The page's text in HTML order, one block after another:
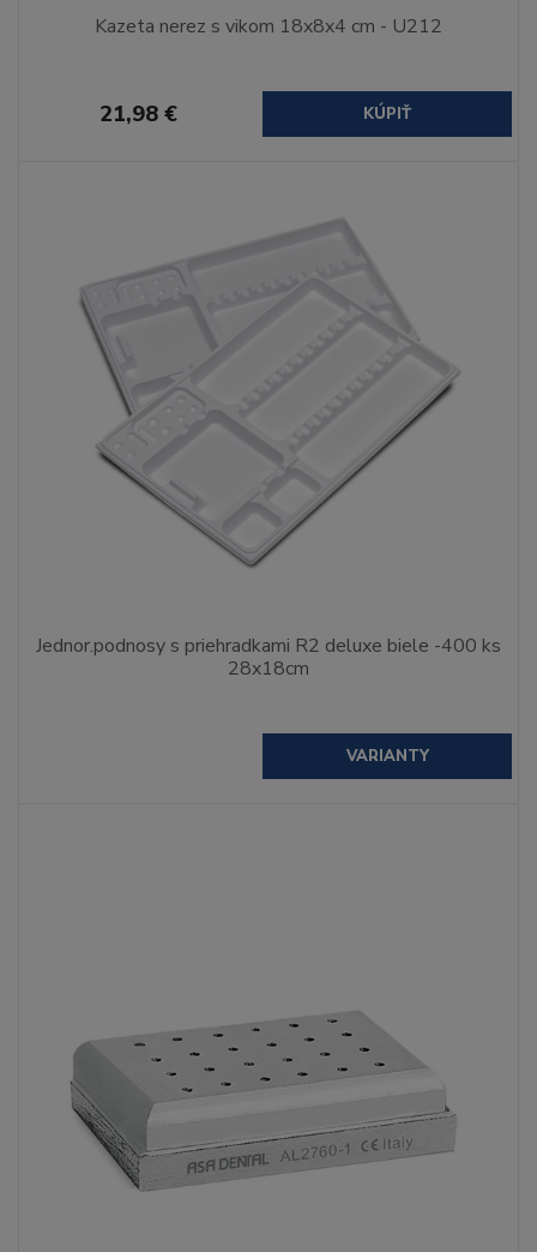
Kazeta nerez s vikom 18x8x4 cm - U212
21,98 € KÚPIŤ
Jednor.podnosy s priehradkami R2 deluxe biele -400 ks
28x18cm
VARIANTY